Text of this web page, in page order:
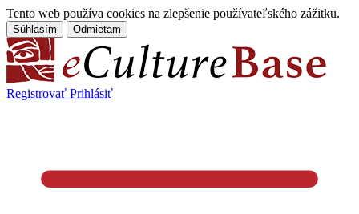
Tento web používa cookies na zlepšenie používateľského zážitku.
Súhlasím Odmietam
Registrovať Prihlásiť